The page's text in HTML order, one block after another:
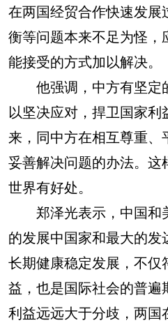
在两国经贸合作快速发
衡等问题本来不足为怪
能接受的方式加以解决。
他强调，中方有坚定
以坚决应对，捍卫国家
来，同中方在相互尊重
妥善解决问题的办法。
世界有好处。
郑泽光表示，中国和
的发展中国家和最大的
长期健康稳定发展，不仅
益，也是国际社会的普遍
利益远远大于分歧，两